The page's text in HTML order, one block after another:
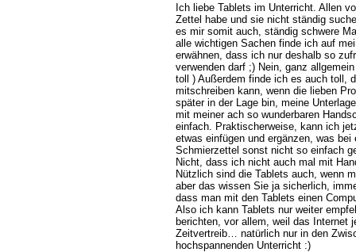
Ich liebe Tablets im Unterricht. Allen
Zettel habe und sie nicht ständig
es mir somit auch, ständig schwere
alle wichtigen Sachen finde ich auf
erwähnen, dass ich nur deshalb so
verwenden darf ;) Nein, ganz
toll ) Außerdem finde ich es auch toll,
mitschreiben kann, wenn die lieben
später in der Lage bin, meine
mit meiner ach so wunderbaren
einfach. Praktischerweise, kann ich
etwas einfügen und ergänzen, was
Schmierzettel sonst nicht so einfach
Nicht, dass ich nicht auch mal mit
Nützlich sind die Tablets auch, wenn
aber das wissen Sie ja sicherlich,
dass man mit den Tablets einen
Also ich kann Tablets nur weiter
berichten, vor allem, weil das Internet
Zeitvertreib… natürlich nur in den
hochspannenden Unterricht :)